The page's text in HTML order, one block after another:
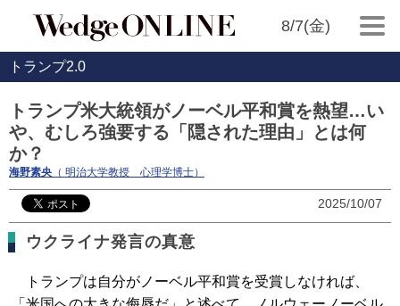
8/7(金)
トランプ2.0
トランプ米大統領がノーベル平和賞を熱望…い
や、むしろ強要する「隠された理由」とは何
か？
海野素央 （ 明治大学教授 心理学博士）
2025/10/07
ウクライナ発言の真意
トランプは自分がノーベル平和賞を受賞しなければ、